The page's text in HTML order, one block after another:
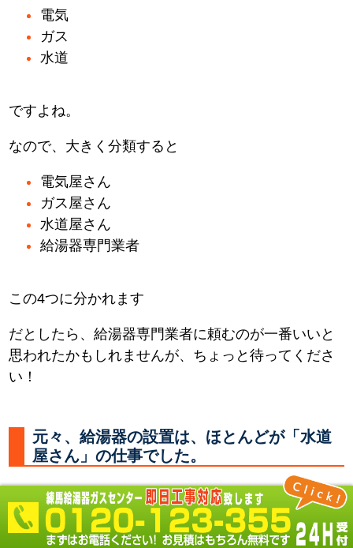
電気
ガス
水道
ですよね。
なので、大きく分類すると
電気屋さん
ガス屋さん
水道屋さん
給湯器専門業者
この4つに分かれます
だとしたら、給湯器専門業者に頼むのが一番いいと
思われたかもしれませんが、ちょっと待ってくださ
い！
元々、給湯器の設置は、ほとんどが「水道
屋さん」の仕事でした。
何故なら 必要なところに水やお湯を供給する配管を
し、器具を取付るのは「水道屋さん」だからです。